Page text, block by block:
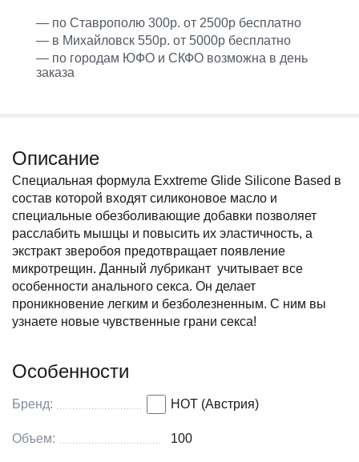
— по Ставрополю 300р. от 2500р бесплатно
— в Михайловск 550р. от 5000р бесплатно
— по городам ЮФО и СКФО возможна в день
заказа
Описание
Специальная формула Exxtreme Glide Silicone Based в
состав которой входят силиконовое масло и
специальные обезболивающие добавки позволяет
расслабить мышцы и повысить их эластичность, а
экстракт зверобоя предотвращает появление
микротрещин. Данный лубрикант учитывает все
особенности анального секса. Он делает
проникновение легким и безболезненным. С ним вы
узнаете новые чувственные грани секса!
Особенности
Бренд: HOT (Австрия)
Объем: 100